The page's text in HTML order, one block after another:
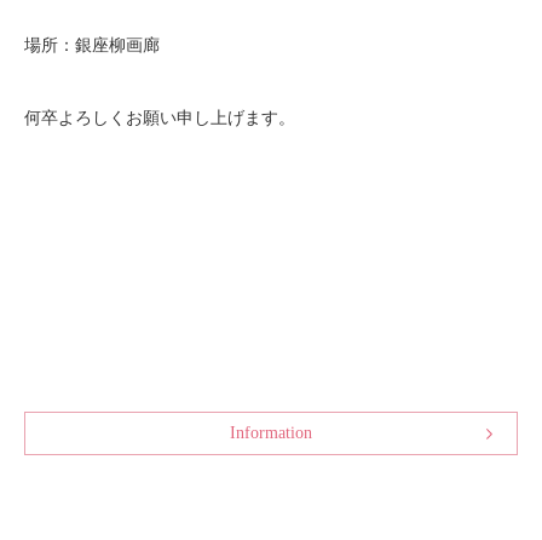
場所：銀座柳画廊
何卒よろしくお願い申し上げます。
Information